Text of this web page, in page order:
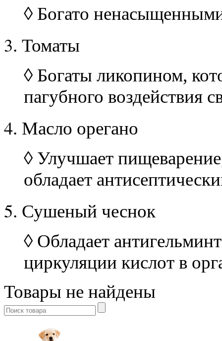
◊ Богато
3. Томаты
◊ Богаты ликопином,
пагубного воздействия
4. Масло орегано
◊ Улучшает
обладает
5. Сушеный чеснок
◊ Обладает
циркуляции кислот в
Товары не найдены